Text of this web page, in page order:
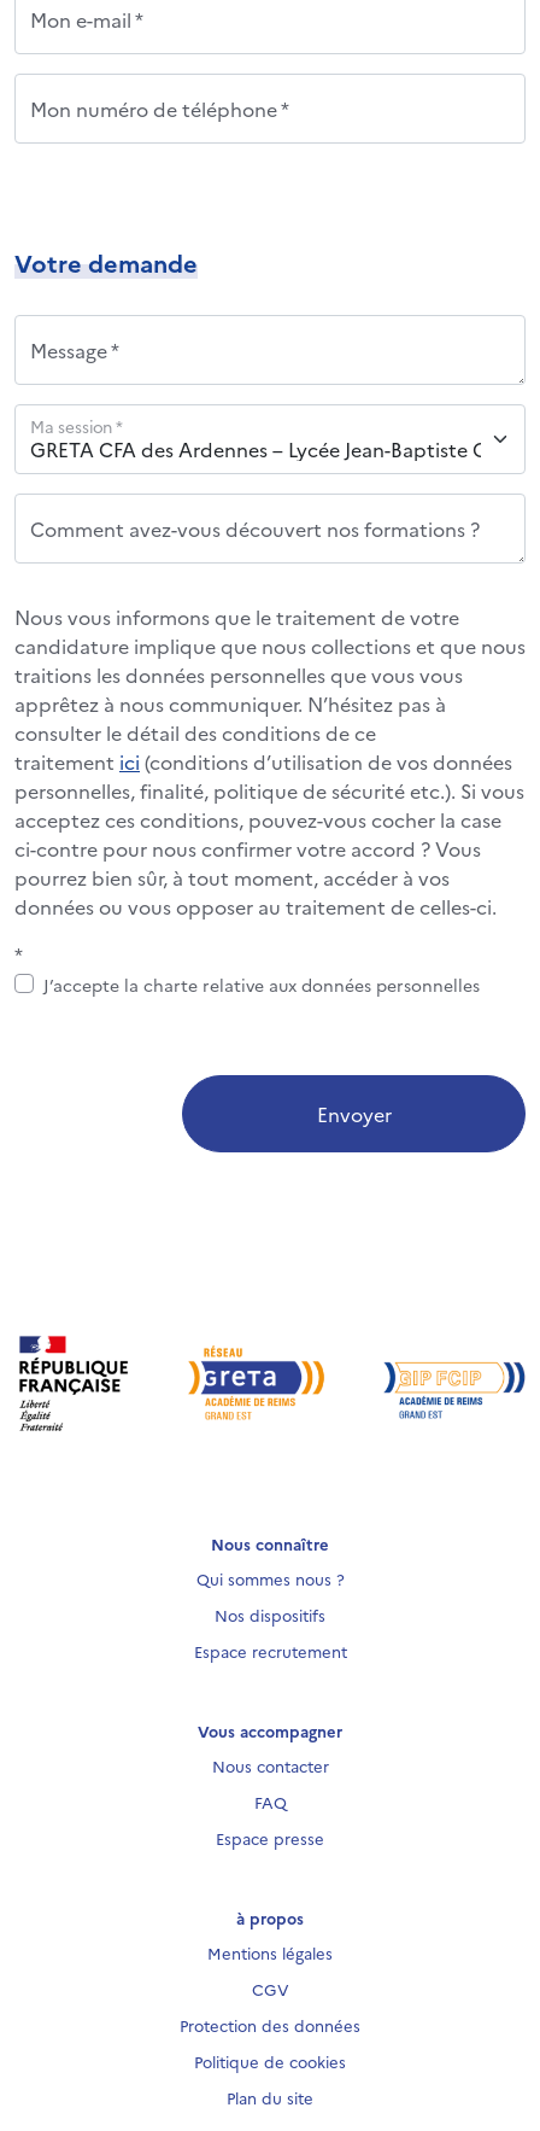
Mon e-mail *
Mon numéro de téléphone *
Votre demande
Message *
Ma session *
Comment avez-vous découvert nos formations ?
Nous vous informons que le traitement de votre
candidature implique que nous collections et que nous
traitions les données personnelles que vous vous
apprêtez à nous communiquer. N’hésitez pas à
consulter le détail des conditions de ce
traitement ici (conditions d’utilisation de vos données
personnelles, finalité, politique de sécurité etc.). Si vous
acceptez ces conditions, pouvez-vous cocher la case
ci-contre pour nous confirmer votre accord ? Vous
pourrez bien sûr, à tout moment, accéder à vos
données ou vous opposer au traitement de celles-ci.
*
J’accepte la charte relative aux données personnelles
Envoyer
Nous connaître
Qui sommes nous ?
Nos dispositifs
Espace recrutement
Vous accompagner
Nous contacter
FAQ
Espace presse
à propos
Mentions légales
CGV
Protection des données
Politique de cookies
Plan du site